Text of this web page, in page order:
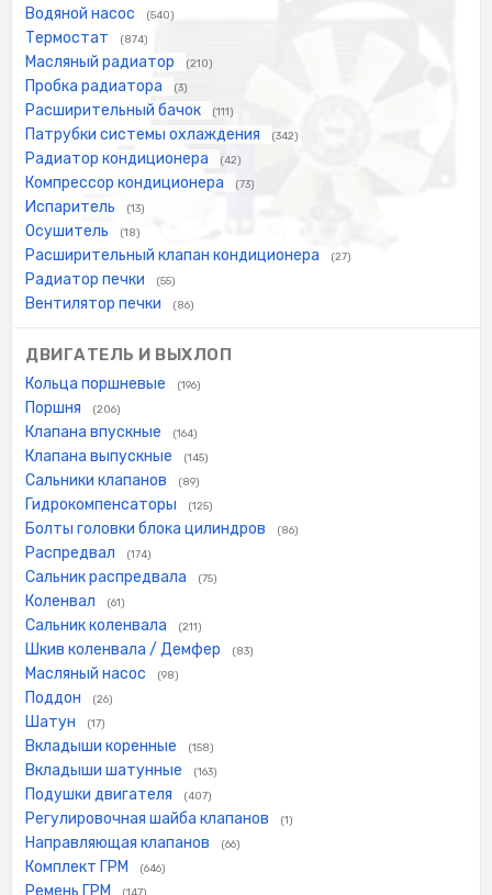
Водяной насос (540)
Термостат (874)
Масляный радиатор (210)
Пробка радиатора (3)
Расширительный бачок (111)
Патрубки системы охлаждения (342)
Радиатор кондиционера (42)
Компрессор кондиционера (73)
Испаритель (13)
Осушитель (18)
Расширительный клапан кондиционера (27)
Радиатор печки (55)
Вентилятор печки (86)
ДВИГАТЕЛЬ И ВЫХЛОП
Кольца поршневые (196)
Поршня (206)
Клапана впускные (164)
Клапана выпускные (145)
Сальники клапанов (89)
Гидрокомпенсаторы (125)
Болты головки блока цилиндров (86)
Распредвал (174)
Сальник распредвала (75)
Коленвал (61)
Сальник коленвала (211)
Шкив коленвала / Демфер (83)
Масляный насос (98)
Поддон (26)
Шатун (17)
Вкладыши коренные (158)
Вкладыши шатунные (163)
Подушки двигателя (407)
Регулировочная шайба клапанов (1)
Направляющая клапанов (66)
Комплект ГРМ (646)
Ремень ГРМ (147)